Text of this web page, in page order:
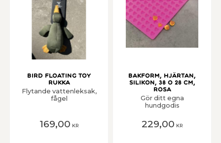
BIRD FLOATING TOY
Rukka
Flytande vattenleksak,
fågel
169,00 KR
Bakform, hjärtan,
silikon, 38 o 28 cm,
rosa
Gör ditt egna
hundgodis
229,00 KR